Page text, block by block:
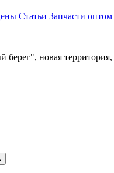
Статьи Запчасти оптом
новая территория,